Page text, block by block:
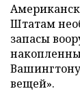
Штатам
запасы
вещей».